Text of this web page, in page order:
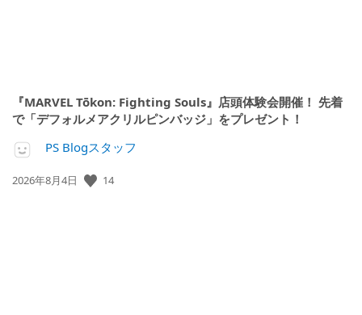
『MARVEL Tōkon: Fighting Souls』店頭体験会開催！ 先着
で「デフォルメアクリルピンバッジ」をプレゼント！
PS Blogスタッフ
公
2026年8月4日 14